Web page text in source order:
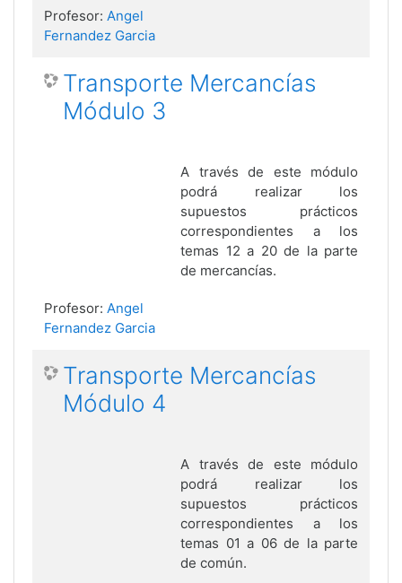
Profesor: Angel
Fernandez Garcia
Transporte Mercancías
Módulo 3
A través de este módulo
podrá realizar los
supuestos prácticos
correspondientes a los
temas 12 a 20 de la parte
de mercancías.
Profesor: Angel
Fernandez Garcia
Transporte Mercancías
Módulo 4
A través de este módulo
podrá realizar los
supuestos prácticos
correspondientes a los
temas 01 a 06 de la parte
de común.